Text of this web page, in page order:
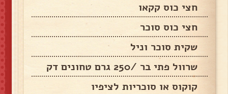
חצי כוס קקאו
חצי כוס סוכר
שקית סוכר וניל
שרוול פתי בר /250 גרם טחונים דק
קוקוס או סוכריות לציפיו